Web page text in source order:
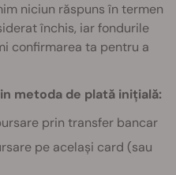
niciun răspuns în termen
închis, iar fondurile
confirmarea ta pentru a
metoda de plată inițială:
prin transfer bancar
pe același card (sau